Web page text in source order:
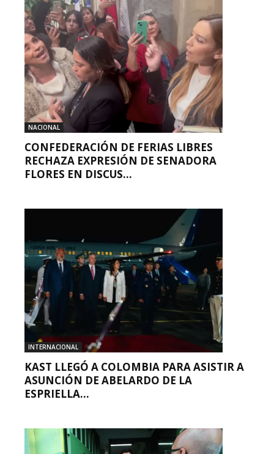
NACIONAL
CONFEDERACIÓN DE FERIAS LIBRES
RECHAZA EXPRESIÓN DE SENADORA
FLORES EN DISCUS...
INTERNACIONAL
KAST LLEGÓ A COLOMBIA PARA ASISTIR A
ASUNCIÓN DE ABELARDO DE LA
ESPRIELLA...